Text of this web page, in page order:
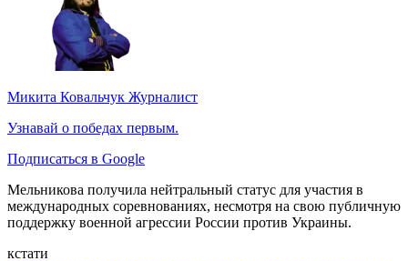
Микита Ковальчук Журналист
Узнавай о победах первым.
Подписаться в Google
Мельникова получила нейтральный статус для участия в
международных соревнованиях, несмотря на свою публичную
поддержку военной агрессии России против Украины.
кстати